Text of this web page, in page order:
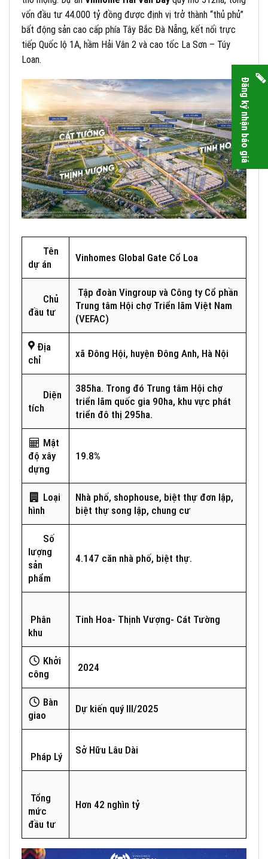
vốn đầu tư 44.000 tỷ đồng được định vị trở thành “thủ phủ”
bất động sản cao cấp phía Tây Bắc Đà Nẵng, kết nối trực
tiếp Quốc lộ 1A, hầm Hải Vân 2 và cao tốc La Sơn – Túy
Loan.
Tên
dự án
Vinhomes Global Gate Cổ Loa
Chủ
đầu tư
Tập đoàn Vingroup và Công ty Cổ phần
Trung tâm Hội chợ Triển lãm Việt Nam
(VEFAC)
Địa
chỉ
xã Đông Hội, huyện Đông Anh, Hà Nội
Diện
tích
385ha. Trong đó Trung tâm Hội chợ
triển lãm quốc gia 90ha, khu vực phát
triển đô thị 295ha.
Mật
độ xây
dựng
19.8%
Loại
hình
Nhà phố, shophouse, biệt thự đơn lập,
biệt thự song lập, chung cư
Số
lượng
sản
phẩm
4.147 căn nhà phố, biệt thự.
Phân
khu
Tinh Hoa- Thịnh Vượng- Cát Tường
Khởi
công
2024
Bàn
giao
Dự kiến quý III/2025
Pháp Lý
Sở Hữu Lâu Dài
Tổng
mức
đầu tư
Hơn 42 nghìn tỷ
Đăng ký nhận báo giá